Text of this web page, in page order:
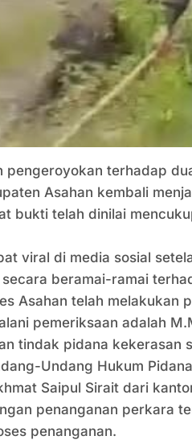
pengeroyokan terhadap
Asahan kembali
bukti telah dinilai
viral di media sosial
beramai-ramai
Asahan telah melakukan
pemeriksaan adalah
tindak pidana
Undang Hukum
Saipul Sirait dari
penanganan perkara
penanganan.